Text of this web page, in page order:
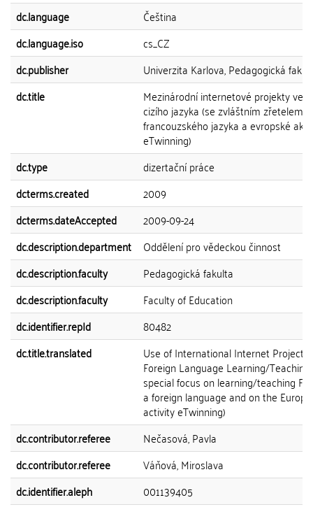
dc.language
Čeština
dc.language.iso
cs_CZ
dc.publisher
Univerzita Karlova, Pedagogická
dc.title
Mezinárodní internetové projekty ve
cizího jazyka (se zvláštním zřetelem
francouzského jazyka a evropské
eTwinning)
dc.type
dizertační práce
dcterms.created
2009
dcterms.dateAccepted
2009-09-24
dc.description.department
Oddělení pro vědeckou činnost
dc.description.faculty
Pedagogická fakulta
dc.description.faculty
Faculty of Education
dc.identifier.repId
80482
dc.title.translated
Use of International Internet Projects
Foreign Language Learning/
special focus on learning/teaching
a foreign language and on the
activity eTwinning)
dc.contributor.referee
Nečasová, Pavla
dc.contributor.referee
Váňová, Miroslava
dc.identifier.aleph
001139405